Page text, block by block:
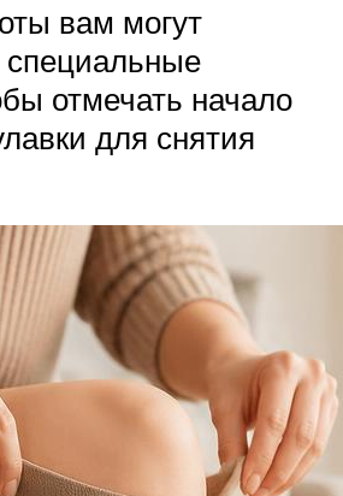
вам могут
специальные
отмечать начало
для снятия